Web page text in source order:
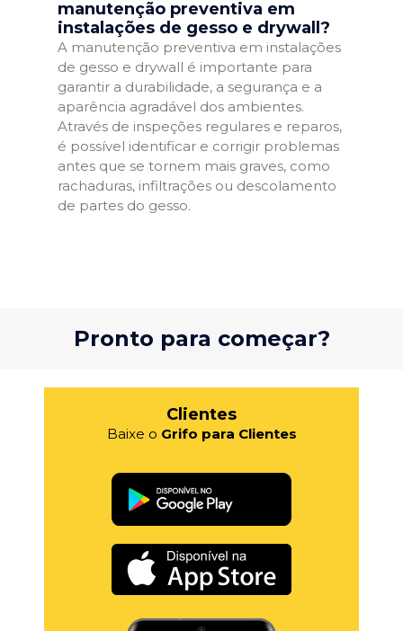
manutenção preventiva em
instalações de gesso e drywall?
A manutenção preventiva em instalações
de gesso e drywall é importante para
garantir a durabilidade, a segurança e a
aparência agradável dos ambientes.
Através de inspeções regulares e reparos,
é possível identificar e corrigir problemas
antes que se tornem mais graves, como
rachaduras, infiltrações ou descolamento
de partes do gesso.
Pronto para começar?
Clientes
Baixe o Grifo para Clientes